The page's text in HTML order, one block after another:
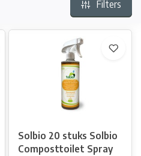
Filters
Solbio 20 stuks Solbio
Composttoilet Spray